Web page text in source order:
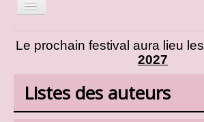
Basculer
Expos et animations
Liste des auteurs
Le prochain festival aura lieu les
2027
Listes des auteurs